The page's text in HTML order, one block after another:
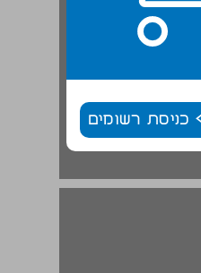
כניסת רשומים